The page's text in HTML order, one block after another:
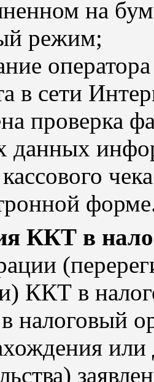
на
режим;
в сети
проверка
данных
ККТ в
ККТ в
в налоговый
или